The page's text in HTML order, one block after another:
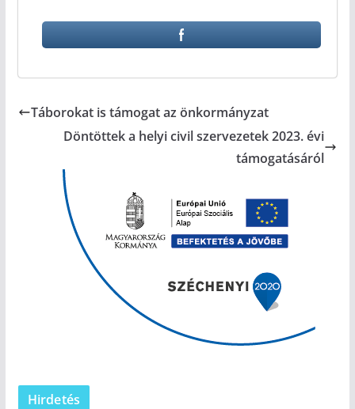
Táborokat is támogat az önkormányzat
Döntöttek a helyi civil szervezetek 2023. évi
támogatásáról
Hirdetés